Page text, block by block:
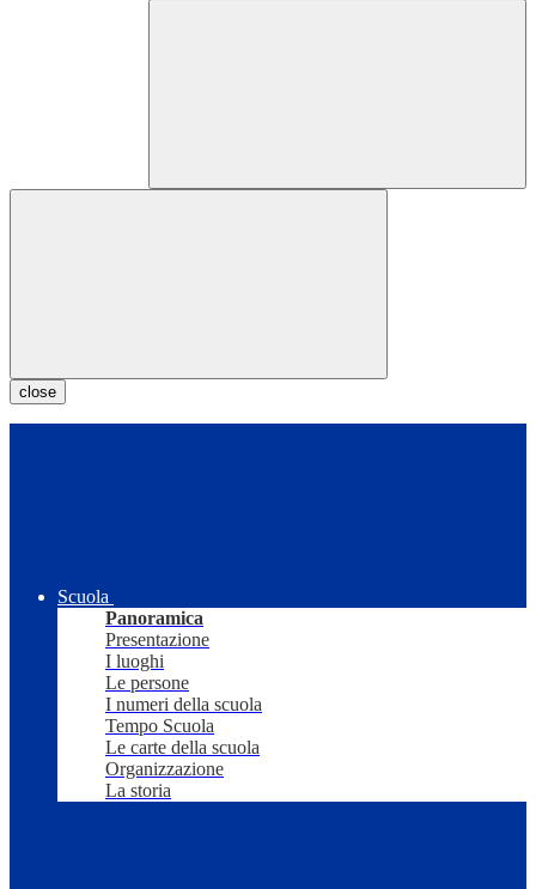
close
Scuola
Panoramica
Presentazione
I luoghi
Le persone
I numeri della scuola
Tempo Scuola
Le carte della scuola
Organizzazione
La storia